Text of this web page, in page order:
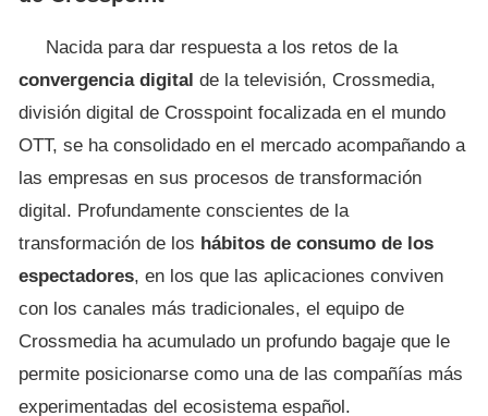
Nacida para dar respuesta a los retos de la
convergencia digital de la televisión, Crossmedia,
división digital de Crosspoint focalizada en el mundo
OTT, se ha consolidado en el mercado acompañando a
las empresas en sus procesos de transformación
digital. Profundamente conscientes de la
transformación de los hábitos de consumo de los
espectadores, en los que las aplicaciones conviven
con los canales más tradicionales, el equipo de
Crossmedia ha acumulado un profundo bagaje que le
permite posicionarse como una de las compañías más
experimentadas del ecosistema español.